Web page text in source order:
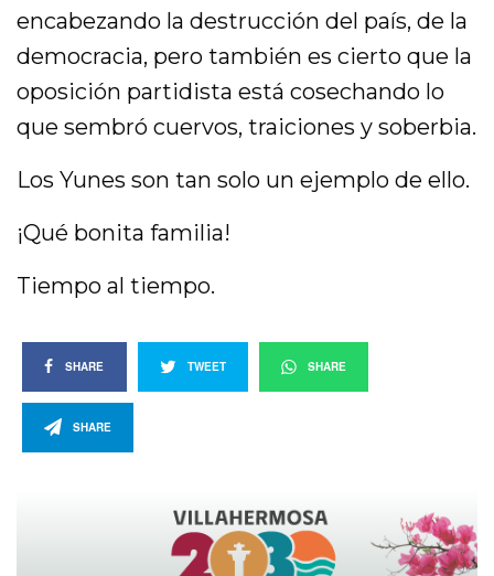
encabezando la destrucción del país, de la
democracia, pero también es cierto que la
oposición partidista está cosechando lo
que sembró cuervos, traiciones y soberbia.
Los Yunes son tan solo un ejemplo de ello.
¡Qué bonita familia!
Tiempo al tiempo.
SHARE TWEET SHARE
SHARE